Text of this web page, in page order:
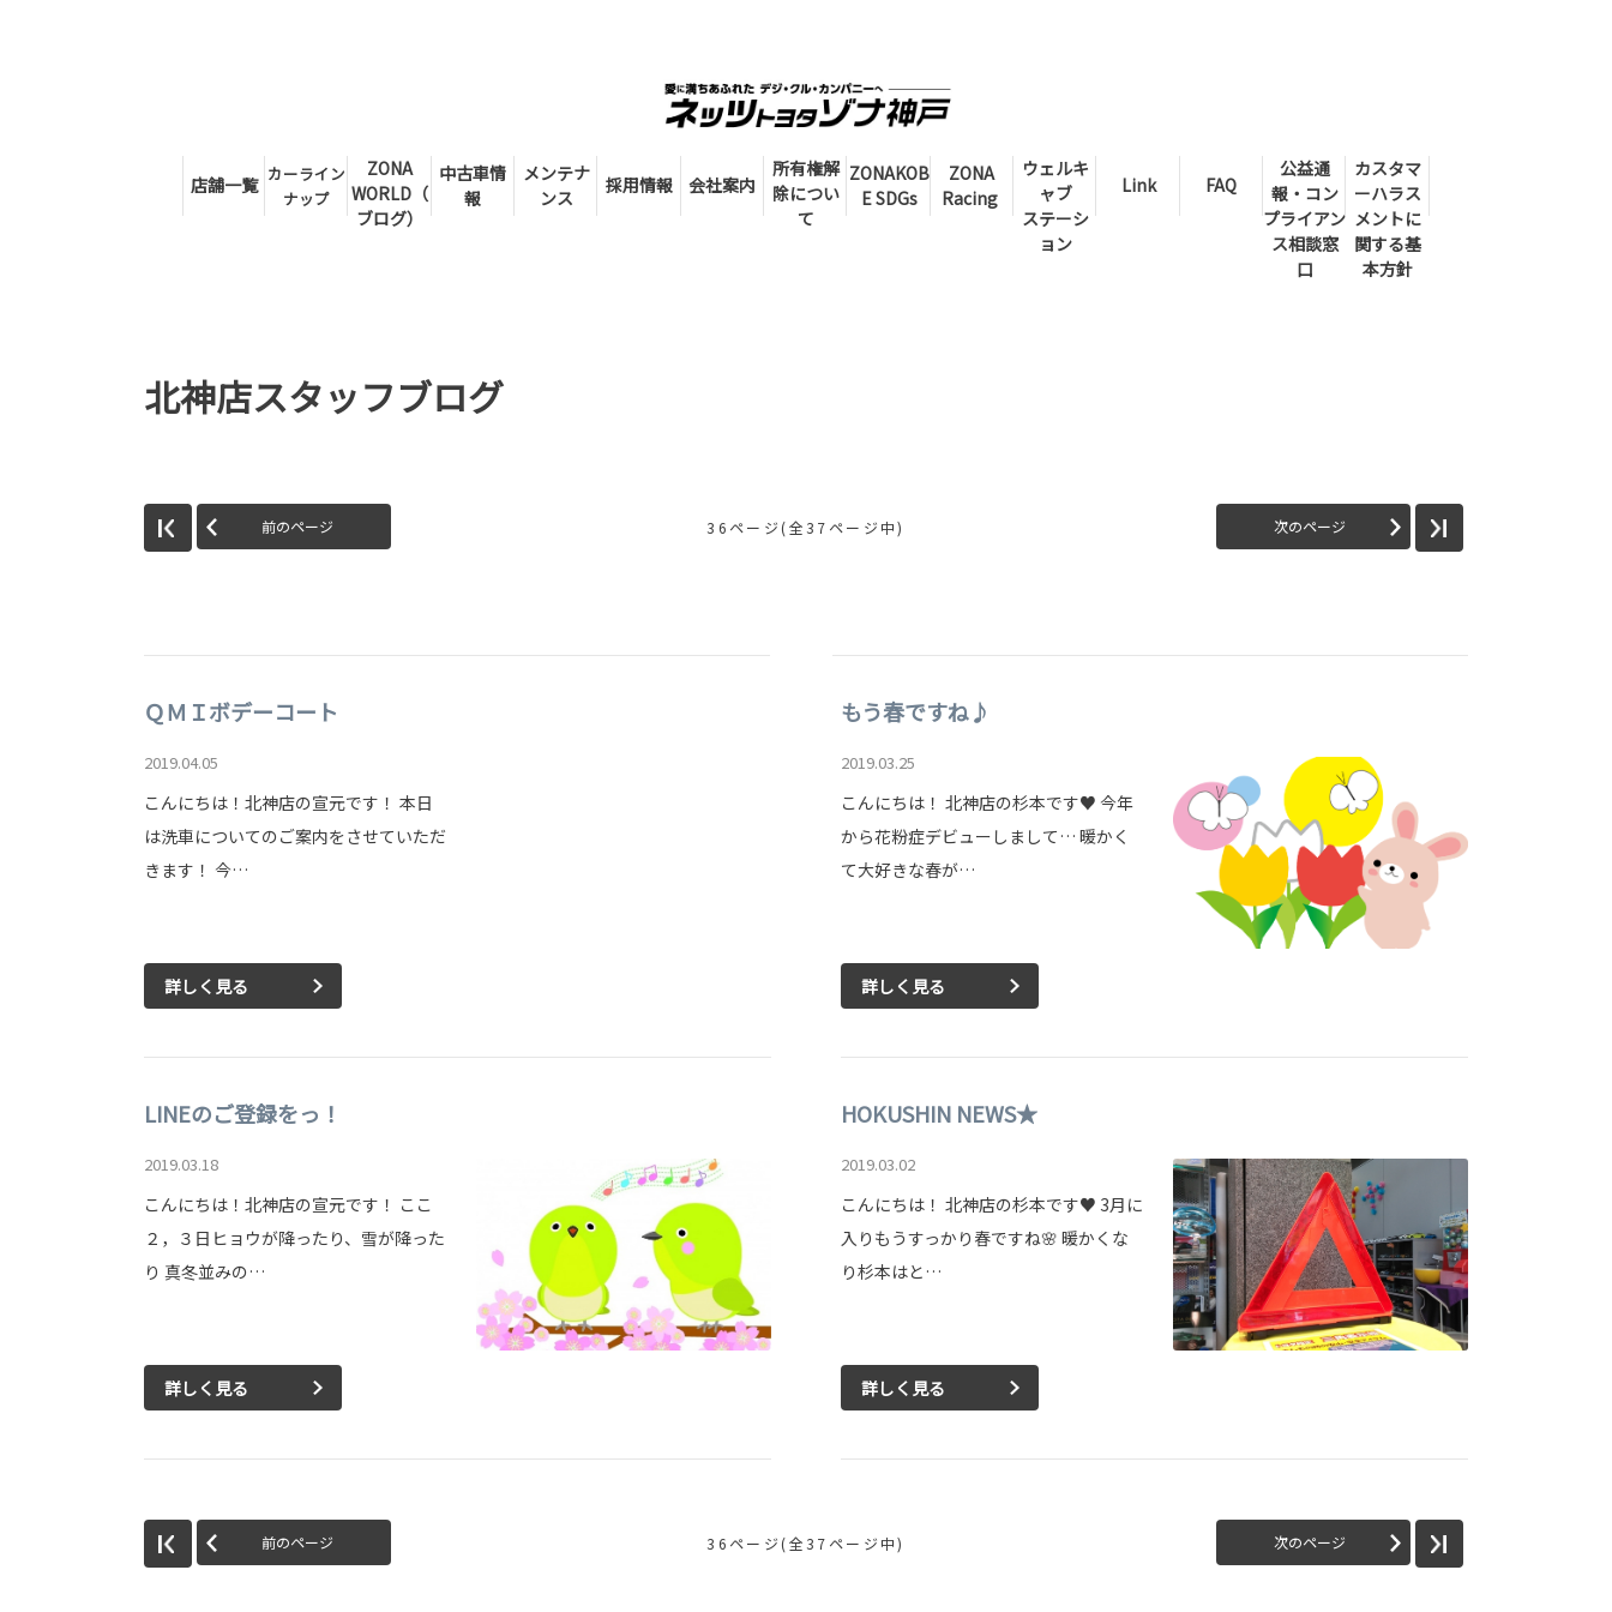
店舗一覧 カーライン
ナップ
ZONA
WORLD（
ブログ）
中古車情
報
メンテナ
ンス
採用情報 会社案内
所有権解
除につい
て
ZONAKOB
E SDGs
ZONA
Racing
ウェルキ
ャブ
ステーシ
ョン
Link FAQ
公益通
報・コン
プライアン
ス相談窓
口
カスタマ
ーハラス
メントに
関する基
本方針
北神店スタッフブログ
前のページ 36ページ(全37ページ中) 次のページ
ＱＭＩボデーコート
2019.04.05
こんにちは！北神店の宣元です！ 本日
は洗車についてのご案内をさせていただ
きます！ 今…
詳しく見る
もう春ですね♪
2019.03.25
こんにちは！ 北神店の杉本です♥ 今年
から花粉症デビューしまして… 暖かく
て大好きな春が…
詳しく見る
LINEのご登録をっ！
2019.03.18
こんにちは！北神店の宣元です！ ここ
２，３日ヒョウが降ったり、雪が降った
り 真冬並みの…
詳しく見る
HOKUSHIN NEWS★
2019.03.02
こんにちは！ 北神店の杉本です♥ 3月に
入りもうすっかり春ですね🌸 暖かくな
り杉本はと…
詳しく見る
前のページ 36ページ(全37ページ中) 次のページ